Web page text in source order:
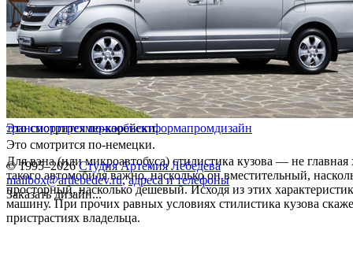
Это смотрится по-корейски.
Это смотрится по-немецки.
Для вэна (или микроавтобуса) стилистика кузова — не главная
такого автомобиля важно, насколько он вместительный,
просторный, насколько дешевый. Исходя из этих
машину. При прочих равных условиях стилистика кузова
пристрастиях владельца.
транспорттрехмеркаобъектформапромдизайн
© 1995–2026 Студия Артемия Лебедева
mailbox@artlebedev.ru, адреса и телефоны
Заказать дизайн...